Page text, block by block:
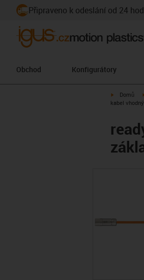
Připraveno k odeslání od 24
Obchod Konfigurátory
igus-icon-
Domů
kabel